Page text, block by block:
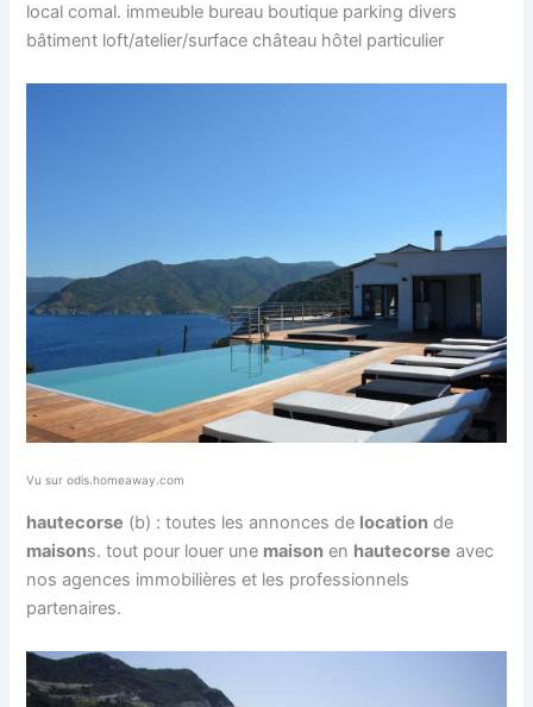
local comal. immeuble bureau boutique parking divers
bâtiment loft/atelier/surface château hôtel particulier
Vu sur odis.homeaway.com
hautecorse (b) : toutes les annonces de location de
maisons. tout pour louer une maison en hautecorse avec
nos agences immobilières et les professionnels
partenaires.